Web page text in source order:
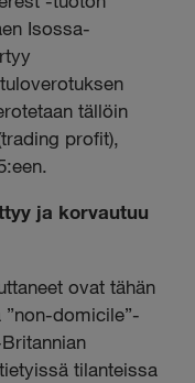
Isossa-
tällöin
profit),
ja korvautuu
ovat tähän
domicile”-
tilanteissa